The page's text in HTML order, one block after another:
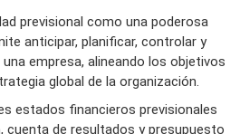
previsional como una poderosa
anticipar, planificar, controlar y
empresa, alineando los objetivos
global de la organización.
estados financieros previsionales
cuenta de resultados y presupuesto